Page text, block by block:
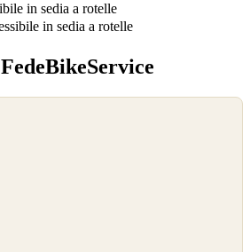
in sedia a rotelle
in sedia a rotelle